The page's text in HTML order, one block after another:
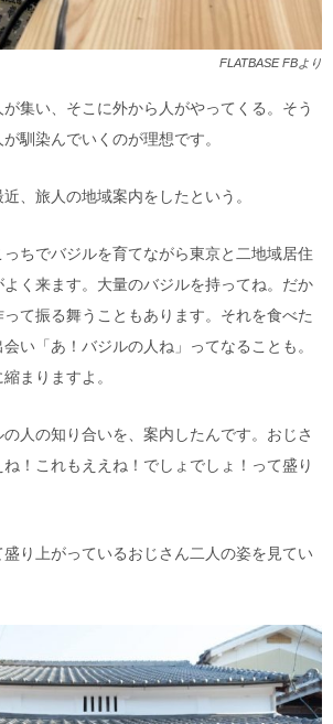
FLATBASE FBより
集い、そこに外から人がやってくる。そう
馴染んでいくのが理想です。
、旅人の地域案内をしたという。
ちでバジルを育てながら東京と二地域居住
く来ます。大量のバジルを持ってね。だか
て振る舞うこともあります。それを食べた
い「あ！バジルの人ね」ってなることも。
まりますよ。
人の知り合いを、案内したんです。おじさ
！これもええね！でしょでしょ！って盛り
り上がっているおじさん二人の姿を見てい